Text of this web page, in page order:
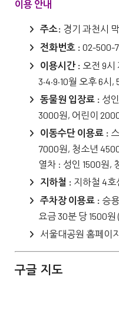
이용 안내
주소: 경기 과천시
전화번호 : 02-500-
이용시간 : 오전 9시
3·4·9·10월 오후 6시
동물원 입장료 : 성
3000원, 어린이
이동수단 이용료 :
7000원, 청소년
열차 : 성인 1500원,
지하철 : 지하철 4호
주차장 이용료 : 승
요금 30분 당 1500
서울대공원 홈페이
구글 지도